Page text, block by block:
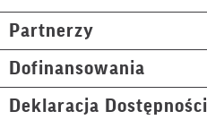
Partnerzy
Dofinansowania
Deklaracja Dostępności